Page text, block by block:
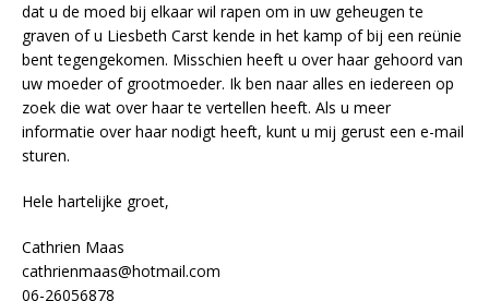
dat u de moed bij elkaar wil rapen om in uw geheugen te
graven of u Liesbeth Carst kende in het kamp of bij een reünie
bent tegengekomen. Misschien heeft u over haar gehoord van
uw moeder of grootmoeder. Ik ben naar alles en iedereen op
zoek die wat over haar te vertellen heeft. Als u meer
informatie over haar nodigt heeft, kunt u mij gerust een e-mail
sturen.
Hele hartelijke groet,
Cathrien Maas
cathrienmaas@hotmail.com
06-26056878